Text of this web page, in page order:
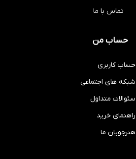
تماس با ما
حساب من
حساب کاربری
شبکه های اجتماعی
سئوالات متداول
راهنمای خرید
هنرجویان ما